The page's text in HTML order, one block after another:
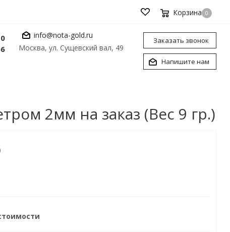
Корзина 0
info@nota-gold.ru
Москва, ул. Сущевский вал, 49
Заказать звонок
Напишите нам
2мм на заказ (Вес 9 гр.)